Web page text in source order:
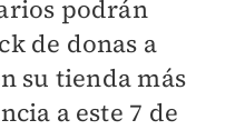
podrán
de donas a
su tienda más
a este 7 de